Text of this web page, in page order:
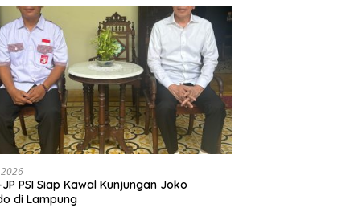
JP PSI Siap Kawal Kunjungan Joko
di Lampung